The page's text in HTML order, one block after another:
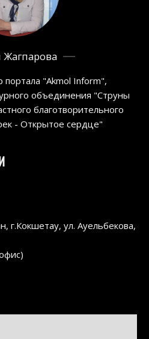
Жагпарова
портала "Akmol Inform",
объединения "Струны
благотворительного
- Открытое сердце"
г.Кокшетау, ул. Ауельбекова,